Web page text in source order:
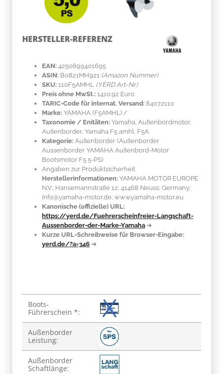
HERSTELLER-REFERENZ
EAN: 4250699401695
ASIN: B0821MH921 (Amazon Nummer)
SKU: 110F5AMHL
(YERD Art-Nr.)
Preis ohne MwSt.: 1410.92 Euro
TARIC-Code für internat. Versand: 84072110
Marke: YAMAHA (F5AMHL) /
Taxonomie / Enitäten: Yamaha, Außenbordmotor,
Außenborder, Yamaha F5 amhl, F5A
Kategorie: Außenborder (Außenborder
Aussenborder YAMAHA Außenbord-Motor
Bootsmotor F5 5-PS)
Angaben zur Produktsicherheit
Herstellerinformationen: YAMAHA MOTOR EUROPE
N.V.; Hansemannstraße 12; 41468 Neuss; Germany;
info@yamaha-motor.de; www.yamaha-motor.eu
Kanonische (offizielle) URL:
https://yerd.de/Fuehrerscheinfreier-Langschaft-
Aussenborder-der-Marke-Yamaha ➔
Kurze URL-Schreibweise für Browser-Eingabe:
yerd.de/?a=346 ➔
Produkteigenschaft
Wert
Boots-
Führerschein *:
Außenborder
Leistung:
Außenborder
Schaftlänge: